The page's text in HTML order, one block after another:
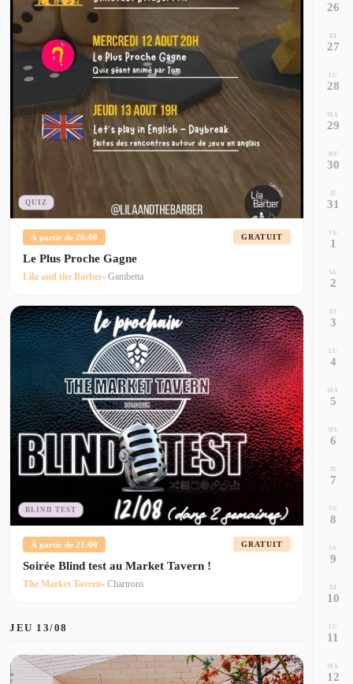
QUIZ
À partir de 20:00 GRATUIT
Le Plus Proche Gagne
Lila and the Barber- Gambetta
BLIND TEST
À partir de 21:00 GRATUIT
Soirée Blind test au Market Tavern !
The Market Tavern- Chartrons
JEU 13/08
26
DI
27
LU
28
MA
29
ME
30
JE
31
VE
1
SA
2
DI
3
LU
4
MA
5
ME
6
JE
7
VE
8
SA
9
DI
10
LU
11
MA
12